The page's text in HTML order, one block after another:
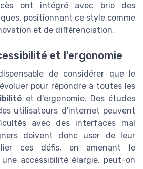
ont intégré avec brio des
positionnant ce style comme
et de différenciation.
et l'ergonomie
de considérer que le
pour répondre à toutes les
et d'ergonomie. Des études
utilisateurs d'internet peuvent
avec des interfaces mal
doivent donc user de leur
ces défis, en amenant le
accessibilité élargie, peut-on